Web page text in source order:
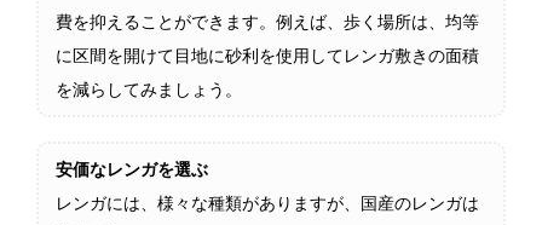
費を抑えることができます。例えば、歩く場所は、均等
に区間を開けて目地に砂利を使用してレンガ敷きの面積
を減らしてみましょう。
安価なレンガを選ぶ
レンガには、様々な種類がありますが、国産のレンガは